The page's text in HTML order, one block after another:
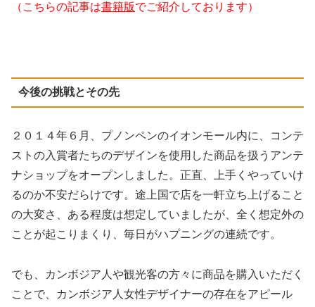
（こちらの記事は書籍版でご紹介しております）
今後の挑戦とその先
２０１４年６月、プノンペンのイオンモール内に、コンテ
ストの入賞者たちのデザインを使用した商品を扱うアンテ
ナショップをオープンしました。正直、上手くやっていけ
るのか不安だらけです。途上国で店を一軒立ち上げること
の大変さ、ある程度は想定していましたが、全く想定外の
ことが起こりまくり、毎日がハプニングの連続です。
でも、カンボジア人や観光客の方々に商品を購入いただく
ことで、カンボジア人女性デザイナーの存在をアピール